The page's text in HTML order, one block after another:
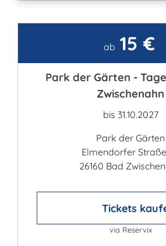
ab 15 €
Park der Gärten -
Zwischenahn
bis 31.10.2027
Park der Gärten
Elmendorfer
26160 Bad
Tickets
via Reservix